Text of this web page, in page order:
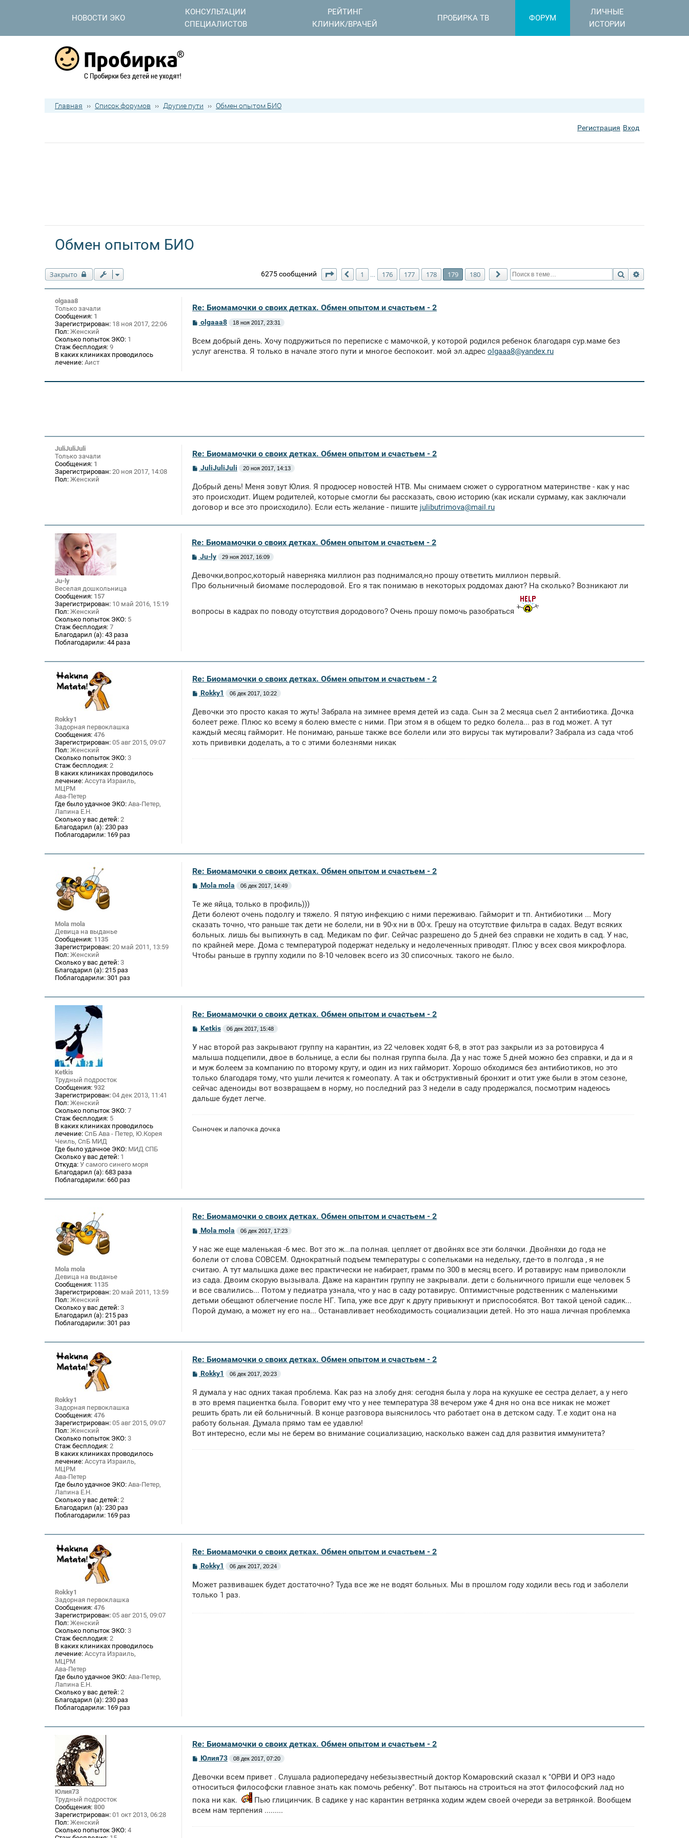
НОВОСТИ ЭКО
КОНСУЛЬТАЦИИ
СПЕЦИАЛИСТОВ
РЕЙТИНГ
КЛИНИК/ВРАЧЕЙ
ПРОБИРКА ТВ ФОРУМ
ЛИЧНЫЕ
ИСТОРИИ
Главная ›› Список форумов ›› Другие пути ›› Обмен опытом БИО
Регистрация Вход
Обмен опытом БИО
Закрыто Поиск
6275 сообщений Страница 179 из180
Пред.
1 … 176 177 178 179 180 След.
olgaaa8
Только зачали
Сообщения: 1
Зарегистрирован: 18 ноя 2017, 22:06
Пол: Женский
Сколько попыток ЭКО: 1
Стаж бесплодия: 9
В каких клиниках проводилось
лечение: Аист
Re: Биомамочки о своих детках. Обмен опытом и счастьем - 2
С
б
щ
olgaaa8 18 ноя 2017, 23:31
Всем добрый день. Хочу подружиться по переписке с мамочкой, у которой родился ребенок благодаря сур.маме без
услуг агенства. Я только в начале этого пути и многое беспокоит. мой эл.адрес olgaaa8@yandex.ru
JuliJuliJuli
Только зачали
Сообщения: 1
Зарегистрирован: 20 ноя 2017, 14:08
Пол: Женский
Re: Биомамочки о своих детках. Обмен опытом и счастьем - 2
б
щ
н
е
JuliJuliJuli 20 ноя 2017, 14:13
Добрый день! Меня зовут Юлия. Я продюсер новостей НТВ. Мы снимаем сюжет о суррогатном материнстве - как у нас
это происходит. Ищем родителей, которые смогли бы рассказать, свою историю (как искали сурмаму, как заключали
договор и все это происходило). Если есть желание - пишите julibutrimova@mail.ru
Ju-ly
Веселая дошкольница
Сообщения: 157
Зарегистрирован: 10 май 2016, 15:19
Пол: Женский
Сколько попыток ЭКО: 5
Стаж бесплодия: 7
Благодарил (а): 43 раза
Поблагодарили: 44 раза
Re: Биомамочки о своих детках. Обмен опытом и счастьем - 2
б
щ
е
е
Ju-ly 29 ноя 2017, 16:09
Девочки,вопрос,который наверняка миллион раз поднимался,но прошу ответить миллион первый.
Про больничный биомаме послеродовой. Его я так понимаю в некоторых роддомах дают? На сколько? Возникают ли
вопросы в кадрах по поводу отсутствия дородового? Очень прошу помочь разобраться
Rokky1
Задорная первоклашка
Сообщения: 476
Зарегистрирован: 05 авг 2015, 09:07
Пол: Женский
Сколько попыток ЭКО: 3
Стаж бесплодия: 2
В каких клиниках проводилось
лечение: Ассута Израиль,
МЦРМ
Ава-Петер
Где было удачное ЭКО: Ава-Петер,
Лапина Е.Н.
Сколько у вас детей: 2
Благодарил (а): 230 раз
Поблагодарили: 169 раз
Re: Биомамочки о своих детках. Обмен опытом и счастьем - 2
С
б
щ
н
и
Rokky1 06 дек 2017, 10:22
Девочки это просто какая то жуть! Забрала на зимнее время детей из сада. Сын за 2 месяца сьел 2 антибиотика. Дочка
болеет реже. Плюс ко всему я болею вместе с ними. При этом я в общем то редко болела... раз в год может. А тут
каждый месяц гайморит. Не понимаю, раньше также все болели или это вирусы так мутировали? Забрала из сада чтоб
хоть прививки доделать, а то с этими болезнями никак
Mola mola
Девица на выданье
Сообщения: 1135
Зарегистрирован: 20 май 2011, 13:59
Пол: Женский
Сколько у вас детей: 3
Благодарил (а): 215 раз
Поблагодарили: 301 раз
Re: Биомамочки о своих детках. Обмен опытом и счастьем - 2
С
б
щ
н
и
Mola mola 06 дек 2017, 14:49
Те же яйца, только в профиль)))
Дети болеют очень подолгу и тяжело. Я пятую инфекцию с ними переживаю. Гайморит и тп. Антибиотики ... Могу
сказать точно, что раньше так дети не болели, ни в 90-х ни в 00-х. Грешу на отсутствие фильтра в садах. Ведут всяких
больных. лишь бы выпихнуть в сад. Медикам по фиг. Сейчас разрешено до 5 дней без справки не ходить в сад. У нас,
по крайней мере. Дома с температурой подержат недельку и недолеченных приводят. Плюс у всех своя микрофлора.
Чтобы раньше в группу ходили по 8-10 человек всего из 30 списочных. такого не было.
Ketkis
Трудный подросток
Сообщения: 932
Зарегистрирован: 04 дек 2013, 11:41
Пол: Женский
Сколько попыток ЭКО: 7
Стаж бесплодия: 5
В каких клиниках проводилось
лечение: СпБ Ава - Петер, Ю.Корея
Чеиль, СпБ МИД
Где было удачное ЭКО: МИД СПБ
Сколько у вас детей: 1
Откуда: У самого синего моря
Благодарил (а): 683 раза
Поблагодарили: 660 раз
Re: Биомамочки о своих детках. Обмен опытом и счастьем - 2
С
б
щ
н
и
Ketkis 06 дек 2017, 15:48
У нас второй раз закрывают группу на карантин, из 22 человек ходят 6-8, в этот раз закрыли из за ротовируса 4
малыша подцепили, двое в больнице, а если бы полная группа была. Да у нас тоже 5 дней можно без справки, и да и я
и муж болеем за компанию по второму кругу, и один из них гайморит. Хорошо обходимся без антибиотиков, но это
только благодаря тому, что ушли лечится к гомеопату. А так и обструктивный бронхит и отит уже были в этом сезоне,
сейчас аденоиды вот возвращаем в норму, но последний раз 3 недели в саду продержался, посмотрим надеюсь
дальше будет легче.
Сыночек и лапочка дочка
Mola mola
Девица на выданье
Сообщения: 1135
Зарегистрирован: 20 май 2011, 13:59
Пол: Женский
Сколько у вас детей: 3
Благодарил (а): 215 раз
Поблагодарили: 301 раз
Re: Биомамочки о своих детках. Обмен опытом и счастьем - 2
С
б
щ
н
и
Mola mola 06 дек 2017, 17:23
У нас же еще маленькая -6 мес. Вот это ж...па полная. цепляет от двойнях все эти болячки. Двойняхи до года не
болели от слова СОВСЕМ. Однократный подъем температуры с сопельками на недельку, где-то в полгода , я не
считаю. А тут малышка даже вес практически не набирает, грамм по 300 в месяц всего. И ротавирус нам приволокли
из сада. Двоим скорую вызывала. Даже на карантин группу не закрывали. дети с больничного пришли еще человек 5
и все свалились... Потом у педиатра узнала, что у нас в саду ротавирус. Оптимистчные родственник с маленькими
детьми обещают облегчение после НГ. Типа, уже все друг к другу привыкнут и приспособятся. Вот такой ценой садик...
Порой думаю, а может ну его на... Останавливает необходимость социализации детей. Но это наша личная проблемка
Rokky1
Задорная первоклашка
Сообщения: 476
Зарегистрирован: 05 авг 2015, 09:07
Пол: Женский
Сколько попыток ЭКО: 3
Стаж бесплодия: 2
В каких клиниках проводилось
лечение: Ассута Израиль,
МЦРМ
Ава-Петер
Где было удачное ЭКО: Ава-Петер,
Лапина Е.Н.
Сколько у вас детей: 2
Благодарил (а): 230 раз
Поблагодарили: 169 раз
Re: Биомамочки о своих детках. Обмен опытом и счастьем - 2
С
б
щ
н
и
Rokky1 06 дек 2017, 20:23
Я думала у нас одних такая проблема. Как раз на злобу дня: сегодня была у лора на кукушке ее сестра делает, а у него
в это время пациентка была. Говорит ему что у нее температура 38 вечером уже 4 дня но она все никак не может
решить брать ли ей больничный. В конце разговора выяснилось что работает она в детском саду. Т.е ходит она на
работу больная. Думала прямо там ее удавлю!
Вот интересно, если мы не берем во внимание социализацию, насколько важен сад для развития иммунитета?
Rokky1
Задорная первоклашка
Сообщения: 476
Зарегистрирован: 05 авг 2015, 09:07
Пол: Женский
Сколько попыток ЭКО: 3
Стаж бесплодия: 2
В каких клиниках проводилось
лечение: Ассута Израиль,
МЦРМ
Ава-Петер
Где было удачное ЭКО: Ава-Петер,
Лапина Е.Н.
Сколько у вас детей: 2
Благодарил (а): 230 раз
Поблагодарили: 169 раз
Re: Биомамочки о своих детках. Обмен опытом и счастьем - 2
С
б
щ
Rokky1 06 дек 2017, 20:24
Может развивашек будет достаточно? Туда все же не водят больных. Мы в прошлом году ходили весь год и заболели
только 1 раз.
Юлия73
Трудный подросток
Сообщения: 800
Зарегистрирован: 01 окт 2013, 06:28
Пол: Женский
Сколько попыток ЭКО: 4
Re: Биомамочки о своих детках. Обмен опытом и счастьем - 2
С
б
щ
н
и
е
Юлия73 08 дек 2017, 07:20
Девочки всем привет . Слушала радиопередачу небезызвестный доктор Комаровский сказал к "ОРВИ И ОРЗ надо
относиться философски главное знать как помочь ребенку". Вот пытаюсь на строиться на этот философский лад но
пока ни как.
Пью глицинчик. В садике у нас карантин ветрянка ходим ждем своей очереди за ветрянкой. Вообщем
всем нам терпения .........